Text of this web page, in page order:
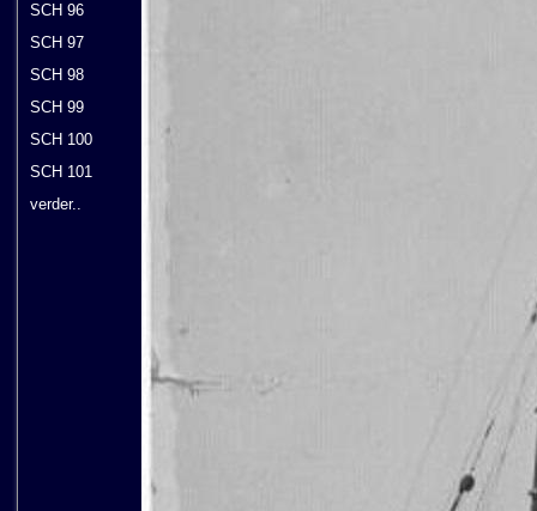
SCH 96
SCH 97
SCH 98
SCH 99
SCH 100
SCH 101
verder..